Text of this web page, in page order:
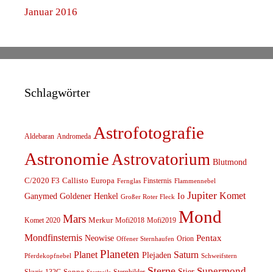
Januar 2016
Schlagwörter
Aldebaran Andromeda Astrofotografie
Astronomie Astrovatorium Blutmond
C/2020 F3 Callisto Europa Fernglas Finsternis Flammennebel
Ganymed Goldener Henkel Großer Roter Fleck Io Jupiter Komet
Komet 2020 Mars Merkur Mofi2018 Mofi2019 Mond
Mondfinsternis Neowise Offener Sternhaufen Orion Pentax
Pferdekopfnebel Planet Planeten Plejaden Saturn Schweifstern